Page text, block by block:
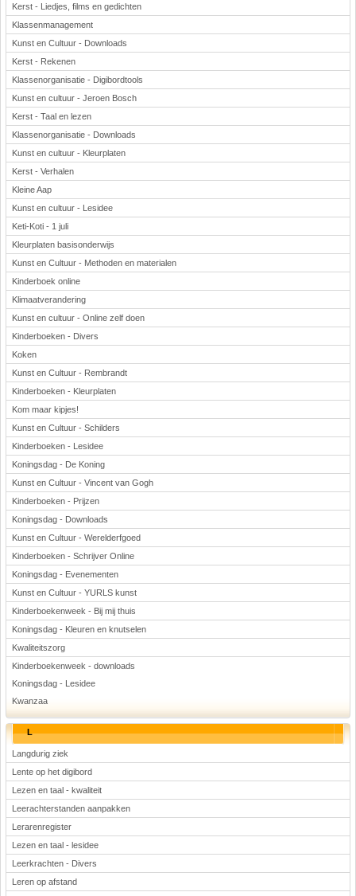
Kerst - Liedjes, films en gedichten
Klassenmanagement
Kunst en Cultuur - Downloads
Kerst - Rekenen
Klassenorganisatie - Digibordtools
Kunst en cultuur - Jeroen Bosch
Kerst - Taal en lezen
Klassenorganisatie - Downloads
Kunst en cultuur - Kleurplaten
Kerst - Verhalen
Kleine Aap
Kunst en cultuur - Lesidee
Keti-Koti - 1 juli
Kleurplaten basisonderwijs
Kunst en Cultuur - Methoden en materialen
Kinderboek online
Klimaatverandering
Kunst en cultuur - Online zelf doen
Kinderboeken - Divers
Koken
Kunst en Cultuur - Rembrandt
Kinderboeken - Kleurplaten
Kom maar kipjes!
Kunst en Cultuur - Schilders
Kinderboeken - Lesidee
Koningsdag - De Koning
Kunst en Cultuur - Vincent van Gogh
Kinderboeken - Prijzen
Koningsdag - Downloads
Kunst en Cultuur - Werelderfgoed
Kinderboeken - Schrijver Online
Koningsdag - Evenementen
Kunst en Cultuur - YURLS kunst
Kinderboekenweek - Bij mij thuis
Koningsdag - Kleuren en knutselen
Kwaliteitszorg
Kinderboekenweek - downloads
Koningsdag - Lesidee
Kwanzaa
L
Langdurig ziek
Lente op het digibord
Lezen en taal - kwaliteit
Leerachterstanden aanpakken
Lerarenregister
Lezen en taal - lesidee
Leerkrachten - Divers
Leren op afstand